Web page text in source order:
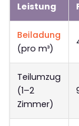
Leistung
Beiladung
(pro m³)
Teilumzug
(1–2
Zimmer)